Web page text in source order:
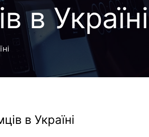
в Україні
в Україні